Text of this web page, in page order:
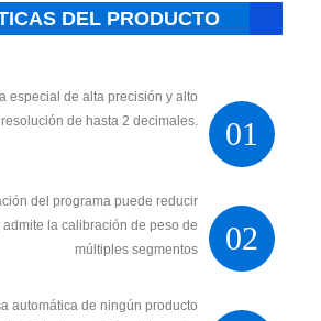
DEL PRODUCTO
01
especial de alta precisión y alto
de hasta 2 decimales.
02
del programa puede reducir
la calibración de peso de
múltiples segmentos
automática de ningún producto